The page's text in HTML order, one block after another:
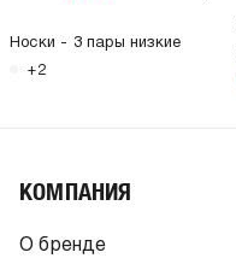
Носки - 3 пары низкие
+2
КОМПАНИЯ
О бренде